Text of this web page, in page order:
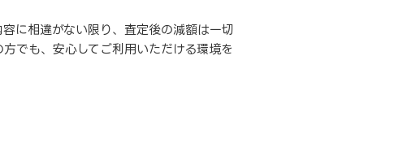
に相違がない限り、査定後の減額は一切
でも、安心してご利用いただける環境を